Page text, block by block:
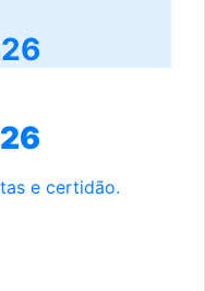
e certidão.